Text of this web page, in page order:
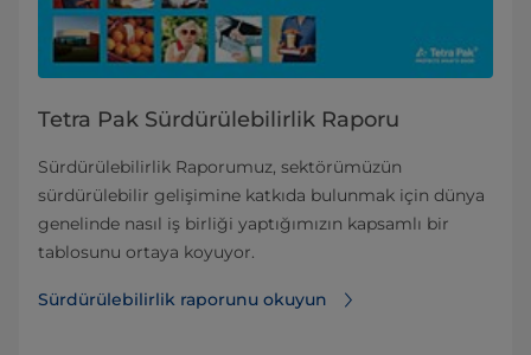
Tetra Pak Sürdürülebilirlik Raporu
Sürdürülebilirlik Raporumuz, sektörümüzün
sürdürülebilir gelişimine katkıda bulunmak için dünya
genelinde nasıl iş birliği yaptığımızın kapsamlı bir
tablosunu ortaya koyuyor.
Sürdürülebilirlik raporunu okuyun